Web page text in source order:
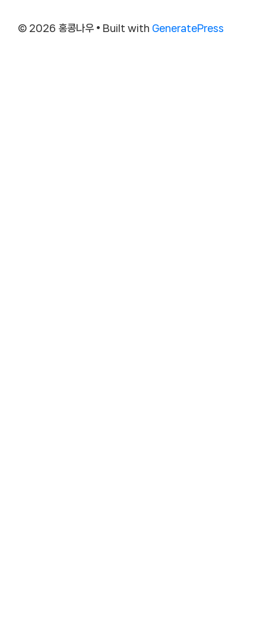
© 2026 홍콩나우 • Built with GeneratePress